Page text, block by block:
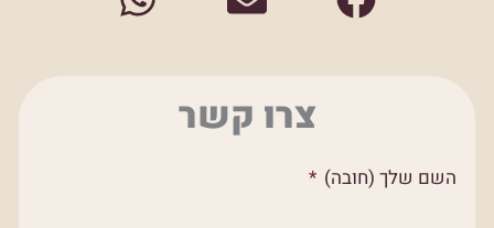
a
o
n
l
h
צרו קשר
השם שלך (חובה)